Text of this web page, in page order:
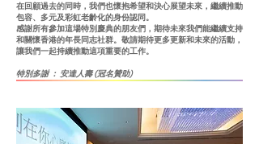
在回顧過去的同時，我們也懷抱希望和決心展望未來，繼續推動
包容、多元及彩虹老齡化的身份認同。
感謝所有參加這場特別慶典的朋友們，期待未來我們能繼續支持
和關懷香港的年長同志社群。敬請期待更多更新和未來的活動，
讓我們一起持續推動這項重要的工作。
​特別多謝 ： 安達人壽 (冠名贊助)